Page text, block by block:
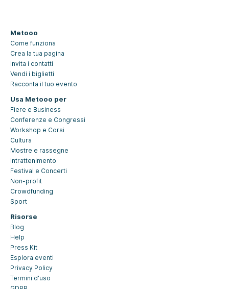
Metooo
Come funziona
Crea la tua pagina
Invita i contatti
Vendi i biglietti
Racconta il tuo evento
Usa Metooo per
Fiere e Business
Conferenze e Congressi
Workshop e Corsi
Cultura
Mostre e rassegne
Intrattenimento
Festival e Concerti
Non-profit
Crowdfunding
Sport
Risorse
Blog
Help
Press Kit
Esplora eventi
Privacy Policy
Termini d'uso